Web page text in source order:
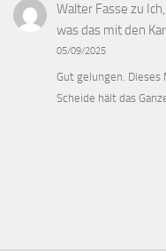
Walter Fasse zu
was das mit den
05/09/2025
Gut gelungen.
Scheide hält das